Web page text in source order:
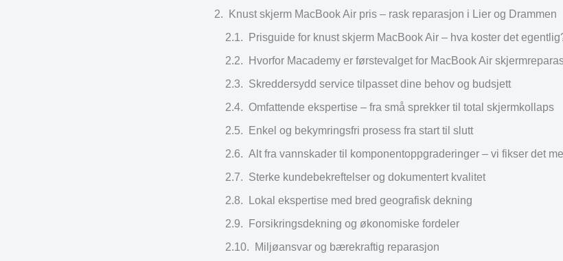
Knust skjerm MacBook Air pris – rask reparasjon i Lier og Drammen
Prisguide for knust skjerm MacBook Air – hva koster det
Hvorfor Macademy er førstevalget for MacBook Air
Skreddersydd service tilpasset dine behov og budsjett
Omfattende ekspertise – fra små sprekker til total skjermkollaps
Enkel og bekymringsfri prosess fra start til slutt
Alt fra vannskader til komponentoppgraderinger – vi fikser det
Sterke kundebekreftelser og dokumentert kvalitet
Lokal ekspertise med bred geografisk dekning
Forsikringsdekning og økonomiske fordeler
Miljøansvar og bærekraftig reparasjon